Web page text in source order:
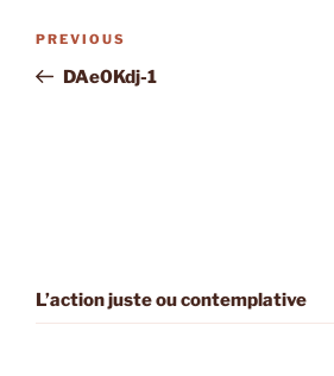
Previous
Post
PREVIOUS
DAe0Kdj-1
L’action juste ou contemplative